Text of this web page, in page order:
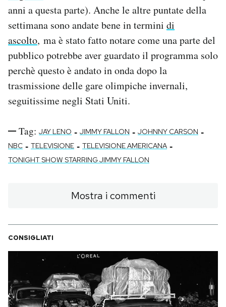
anni a questa parte). Anche le altre puntate della
settimana sono andate bene in termini di
ascolto, ma è stato fatto notare come una parte del
pubblico potrebbe aver guardato il programma solo
perchè questo è andato in onda dopo la
trasmissione delle gare olimpiche invernali,
seguitissime negli Stati Uniti.
Tag: JAY LENO - JIMMY FALLON - JOHNNY CARSON -
NBC - TELEVISIONE - TELEVISIONE AMERICANA -
TONIGHT SHOW STARRING JIMMY FALLON
Mostra i commenti
CONSIGLIATI